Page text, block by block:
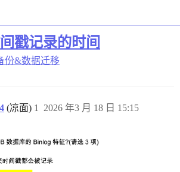
戳记录的时间
份&数据迁移
(凉面) 2026 年3 月 18 日 15:15
1